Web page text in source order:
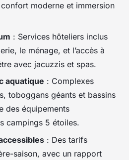
moderne et immersion
: Services hôteliers inclus
le ménage, et l’accès à
avec jacuzzis et spas.
aquatique : Complexes
toboggans géants et bassins
des équipements
campings 5 étoiles.
: Des tarifs
saison, avec un rapport